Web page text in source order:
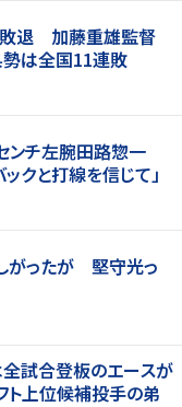
敗退 加藤重雄監督
勢は全国11連敗
ンチ左腕田路惣一
クと打線を信じて」
がったが 堅守光っ
試合登板のエースが
ト上位候補投手の弟